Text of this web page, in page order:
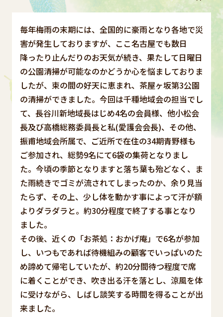
毎年梅雨の末期には、全国的に豪雨となり各地で災
害が発生しておりますが、ここ名古屋でも数日
降ったり止んだりのお天気が続き、果たして日曜日
の公園清掃が可能なのかどうか心を悩ましておりま
したが、束の間の好天に恵まれ、茶屋ヶ坂第3公園
の清掃ができました。今回は千種地域会の担当でし
て、長谷川新地域長はじめ4名の会員様、他小松会
長及び高橋総務委員長と私(愛護会会長)、その他、
振甫地域会所属で、ご近所で在住の34期青野様も
ご参加され、総勢9名にて6袋の集荷となりまし
た。今頃の季節となりますと落ち葉も殆どなく、ま
た雨続きでゴミが流されてしまったのか、余り見当
たらず、その上、少し体を動かす事によって汗が額
よりダラダラと。約30分程度で終了する事となり
ました。
その後、近くの「お茶処：おかげ庵」で6名が参加
し、いつもであれば待機組みの顧客でいっぱいのた
め諦めて帰宅していたが、約20分間待つ程度で席
に着くことができ、吹き出る汗を落とし、涼風を体
に受けながら、しばし談笑する時間を得ることが出
来ました。